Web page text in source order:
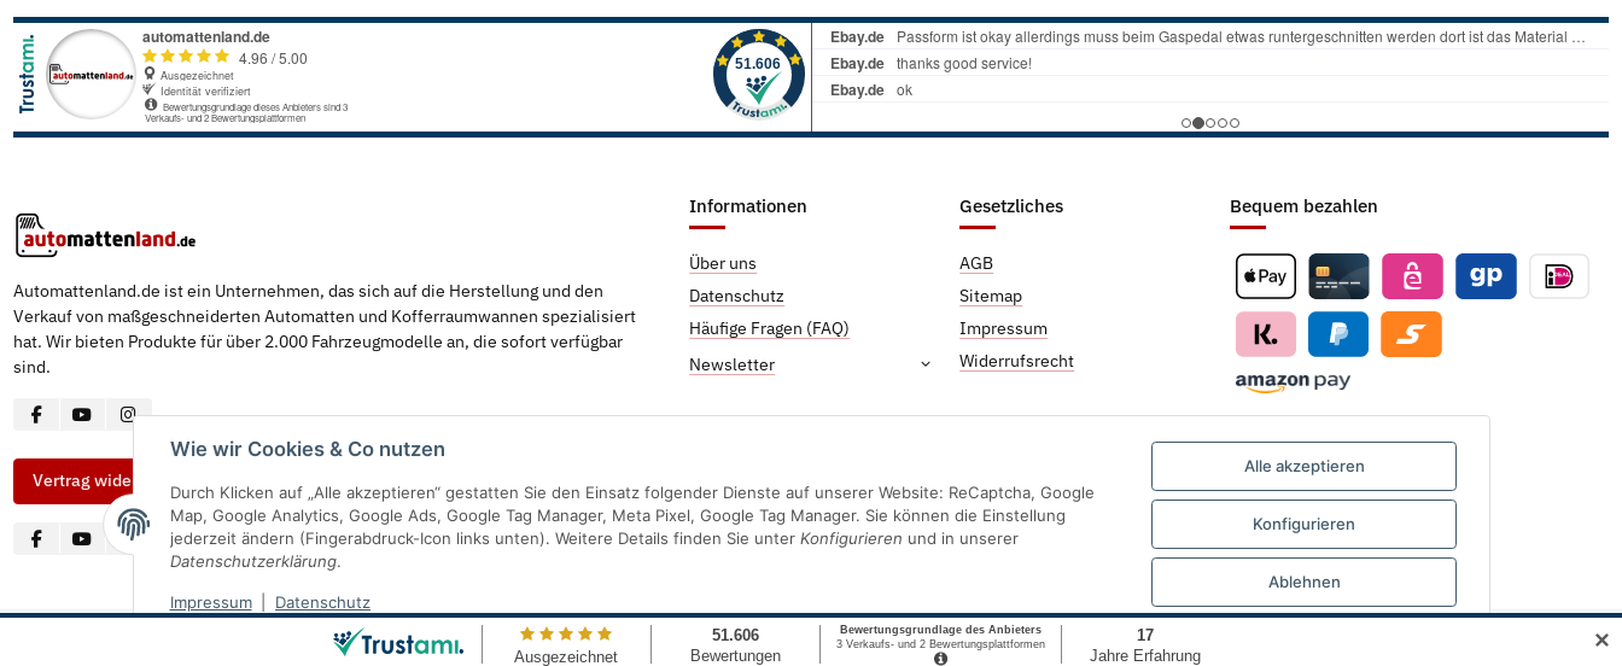
Wie wir Cookies & Co nutzen
Durch Klicken auf „Alle akzeptieren“ gestatten Sie den Einsatz folgender Dienste auf unserer Website: ReCaptcha, Google
Map, Google Analytics, Google Ads, Google Tag Manager, Meta Pixel, Google Tag Manager. Sie können die Einstellung
jederzeit ändern (Fingerabdruck-Icon links unten). Weitere Details finden Sie unter Konfigurieren und in unserer
Datenschutzerklärung.
Impressum Datenschutz
Alle akzeptieren
Konfigurieren
Ablehnen
Automattenland.de ist ein Unternehmen, das sich auf die Herstellung und den
Verkauf von maßgeschneiderten Automatten und Kofferraumwannen spezialisiert
hat. Wir bieten Produkte für über 2.000 Fahrzeugmodelle an, die sofort verfügbar
sind.
Informationen
Über uns
Datenschutz
Häufige Fragen (FAQ)
Newsletter
Gesetzliches
AGB
Sitemap
Impressum
Widerrufsrecht
Bequem bezahlen
Vertrag widerrufen
* Alle Preise inkl. gesetzlicher USt., inkl.Versand ✕